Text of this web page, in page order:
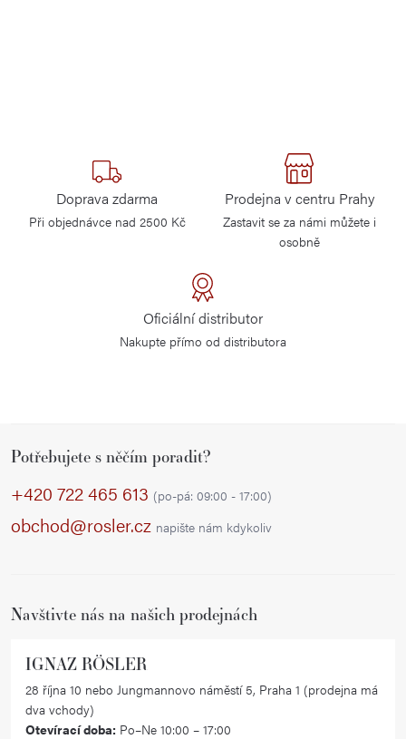
Doprava zdarma
Při objednávce nad 2500 Kč
Prodejna v centru Prahy
Zastavit se za námi můžete i
osobně
Oficiální distributor
Nakupte přímo od distributora
Potřebujete s něčím poradit?
+420 722 465 613 (po-pá: 09:00 - 17:00)
obchod@rosler.cz napište nám kdykoliv
Navštivte nás na našich prodejnách
IGNAZ RÖSLER
28 října 10 nebo Jungmannovo náměstí 5, Praha 1 (prodejna má
dva vchody)
Otevírací doba: Po–Ne 10:00 – 17:00